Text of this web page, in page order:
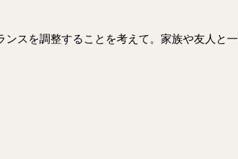
スを調整することを考えて。家族や友人と一